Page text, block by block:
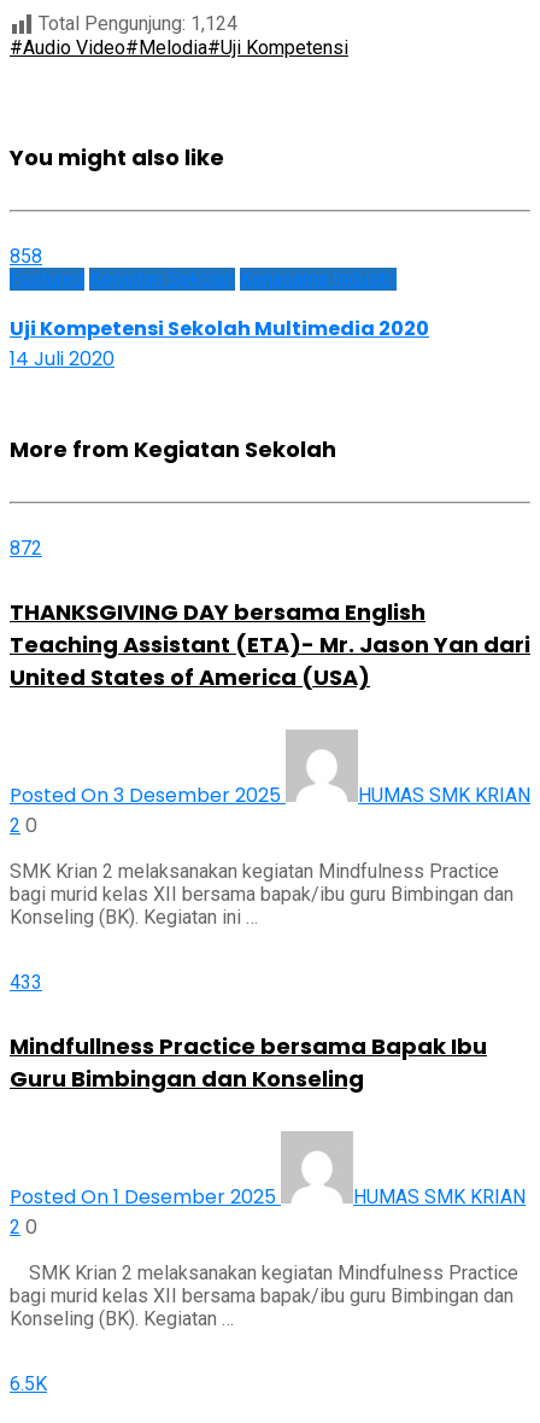
Total Pengunjung: 1,124
#Audio Video#Melodia#Uji Kompetensi
You might also like
858
Featured Kegiatan Sekolah Kerjasama Industri
Uji Kompetensi Sekolah Multimedia 2020
14 Juli 2020
More from Kegiatan Sekolah
872
THANKSGIVING DAY bersama English
Teaching Assistant (ETA)- Mr. Jason Yan dari
United States of America (USA)
Posted On 3 Desember 2025
HUMAS SMK KRIAN
2 0
SMK Krian 2 melaksanakan kegiatan Mindfulness Practice
bagi murid kelas XII bersama bapak/ibu guru Bimbingan dan
Konseling (BK). Kegiatan ini …
433
Mindfullness Practice bersama Bapak Ibu
Guru Bimbingan dan Konseling
Posted On 1 Desember 2025
HUMAS SMK KRIAN
2 0
SMK Krian 2 melaksanakan kegiatan Mindfulness Practice
bagi murid kelas XII bersama bapak/ibu guru Bimbingan dan
Konseling (BK). Kegiatan …
6.5K